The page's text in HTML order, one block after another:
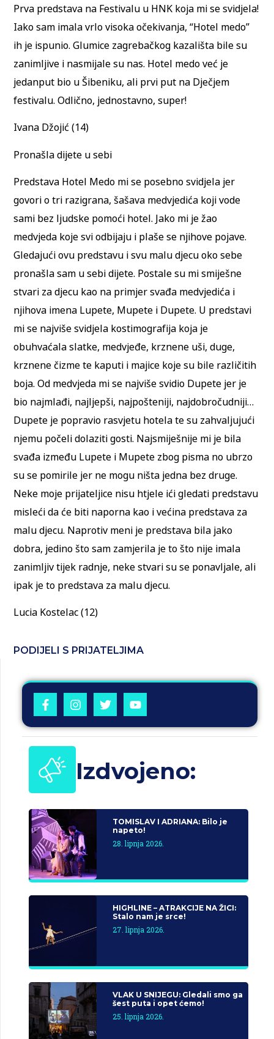
Prva predstava na Festivalu u HNK koja mi se svidjela!
Iako sam imala vrlo visoka očekivanja, “Hotel medo”
ih je ispunio. Glumice zagrebačkog kazališta bile su
zanimljive i nasmijale su nas. Hotel medo već je
jedanput bio u Šibeniku, ali prvi put na Dječjem
festivalu. Odlično, jednostavno, super!
Ivana Džojić (14)
Pronašla dijete u sebi
Predstava Hotel Medo mi se posebno svidjela jer
govori o tri razigrana, šašava medvjedića koji vode
sami bez ljudske pomoći hotel. Jako mi je žao
medvjeda koje svi odbijaju i plaše se njihove pojave.
Gledajući ovu predstavu i svu malu djecu oko sebe
pronašla sam u sebi dijete. Postale su mi smiješne
stvari za djecu kao na primjer svađa medvjedića i
njihova imena Lupete, Mupete i Dupete. U predstavi
mi se najviše svidjela kostimografija koja je
obuhvaćala slatke, medvjeđe, krznene uši, duge,
krznene čizme te kaputi i majice koje su bile različitih
boja. Od medvjeda mi se najviše svidio Dupete jer je
bio najmlađi, najljepši, najpošteniji, najdobročudniji…
Dupete je popravio rasvjetu hotela te su zahvaljujući
njemu počeli dolaziti gosti. Najsmiješnije mi je bila
svađa između Lupete i Mupete zbog pisma no ubrzo
su se pomirile jer ne mogu ništa jedna bez druge.
Neke moje prijateljice nisu htjele ići gledati predstavu
misleći da će biti naporna kao i većina predstava za
malu djecu. Naprotiv meni je predstava bila jako
dobra, jedino što sam zamjerila je to što nije imala
zanimljiv tijek radnje, neke stvari su se ponavljale, ali
ipak je to predstava za malu djecu.
Lucia Kostelac (12)
PODIJELI S PRIJATELJIMA
Izdvojeno:
TOMISLAV I ADRIANA: Bilo je
napeto!
28. lipnja 2026.
HIGHLINE – ATRAKCIJE NA ŽICI:
Stalo nam je srce!
27. lipnja 2026.
VLAK U SNIJEGU: Gledali smo ga
šest puta i opet ćemo!
25. lipnja 2026.